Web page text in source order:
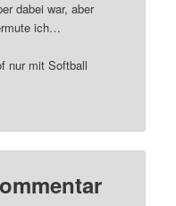
dabei war, aber
ich…
nur mit Softball